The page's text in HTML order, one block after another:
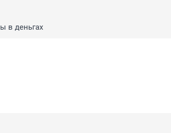
в деньгах